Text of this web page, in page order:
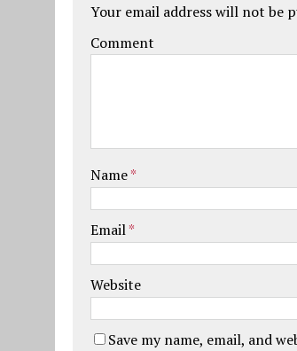
Your email address will not be
Comment
Name*
Email*
Website
Save my name, email, and